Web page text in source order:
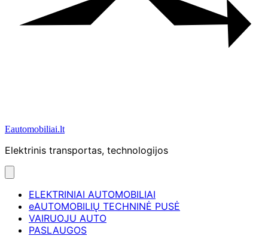
Eautomobiliai.lt
Elektrinis transportas, technologijos
ELEKTRINIAI AUTOMOBILIAI
eAUTOMOBILIŲ TECHNINĖ PUSĖ
VAIRUOJU AUTO
PASLAUGOS